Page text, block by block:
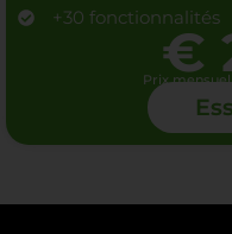
+30 fonctionnalités
€
Prix